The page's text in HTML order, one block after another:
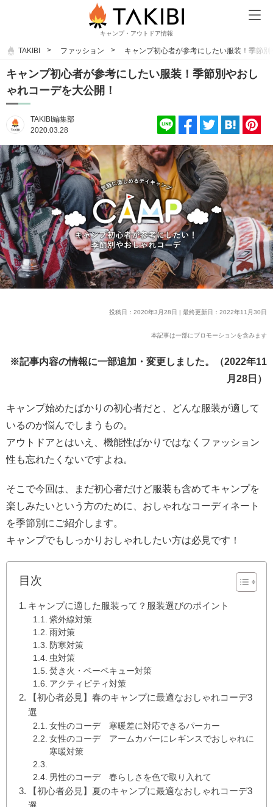
キャンプ・アウトドア情報
TAKIBI ファッション キャンプ初心者が参考にしたい服装！季節
キャンプ初心者が参考にしたい服装！季節別やおし
ゃれコーデを大公開！
TAKIBI編集部
2020.03.28
投稿日：2020年3月28日 | 最終更新日：2022年11月30日
本記事は一部にプロモーションを含みます
※記事内容の情報に一部追加・変更しました。（2022年11
月28日）
キャンプ始めたばかりの初心者だと、どんな服装が適して
いるのか悩んでしまうもの。
アウトドアとはいえ、機能性ばかりではなくファッション
性も忘れたくないですよね。
そこで今回は、まだ初心者だけど服装も含めてキャンプを
楽しみたいという方のために、おしゃれなコーディネート
を季節別にご紹介します。
キャンプでもしっかりおしゃれしたい方は必見です！
目次
キャンプに適した服装って？服装選びのポイント
紫外線対策
雨対策
防寒対策
虫対策
焚き火・ベーベキュー対策
アクティビティ対策
【初心者必見】春のキャンプに最適なおしゃれコーデ3
選
女性のコーデ 寒暖差に対応できるパーカー
女性のコーデ アームカバーにレギンスでおしゃれに
寒暖対策
男性のコーデ 春らしさを色で取り入れて
【初心者必見】夏のキャンプに最適なおしゃれコーデ3